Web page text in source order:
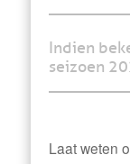
Indien
seizoen
Laat weten